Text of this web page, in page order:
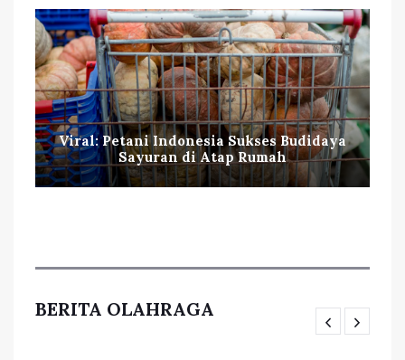
Viral: Petani Indonesia Sukses Budidaya
Sayuran di Atap Rumah
BERITA OLAHRAGA